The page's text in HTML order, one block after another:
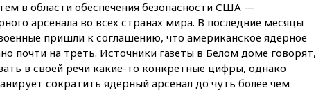
самолета в Приангарье
отделались ссадинами и
ушибами
07:40 Таджикистан и
SpaceX/Starlink расширяют
сотрудничество в сфере
технологий
в области обеспечения безопасности США —
арсенала во всех странах мира. В последние месяцы
пришли к соглашению, что американское ядерное
почти на треть. Источники газеты в Белом доме говорят,
в своей речи какие-то конкретные цифры, однако
сократить ядерный арсенал до чуть более чем